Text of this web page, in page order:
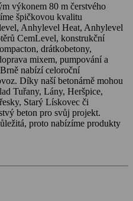
výkonem 80 m čerstvého
špičkovou kvalitu
Anhylevel Heat, Anhylevel
CemLevel, konstrukční
drátkobetony,
mixem, pumpování a
nabízí celoroční
Díky naší betonárně mohou
Tuřany, Lány, Heršpice,
Starý Lískovec či
beton pro svůj projekt.
proto nabízíme produkty